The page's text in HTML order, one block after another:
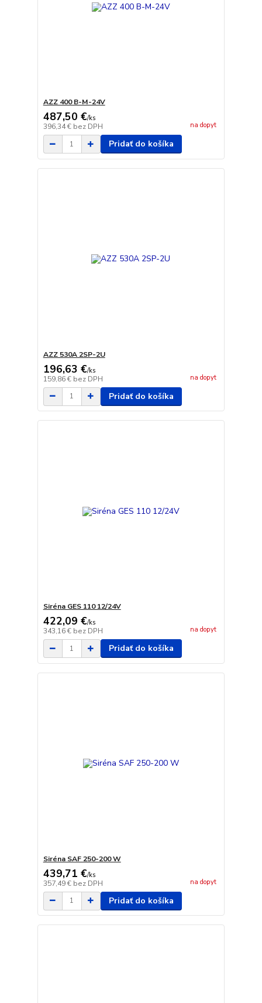
AZZ 400 B-M-24V
487,50 €/ks
396,34 € bez DPH na dopyt
Pridať do košíka
AZZ 530A 2SP-2U
196,63 €/ks
159,86 € bez DPH na dopyt
Pridať do košíka
Siréna GES 110 12/24V
422,09 €/ks
343,16 € bez DPH na dopyt
Pridať do košíka
Siréna SAF 250-200 W
439,71 €/ks
357,49 € bez DPH na dopyt
Pridať do košíka